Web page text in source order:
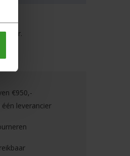
€950,-
leverancier